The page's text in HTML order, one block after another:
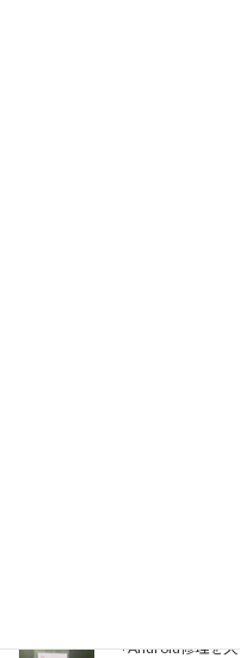
「Android修理を